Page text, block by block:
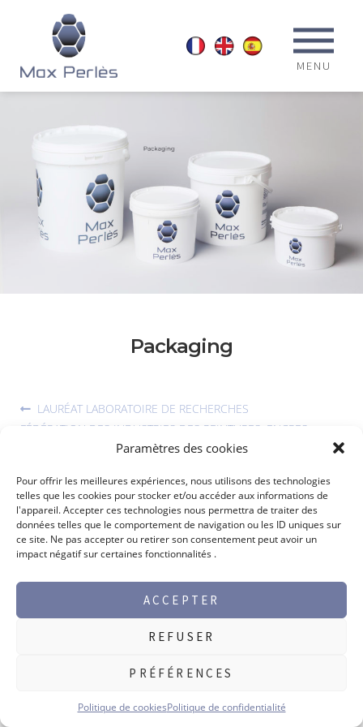
Paramètres des cookies
Pour offrir les meilleures expériences, nous utilisons des technologies
telles que les cookies pour stocker et/ou accéder aux informations de
l'appareil. Accepter ces technologies nous permettra de traiter des
données telles que le comportement de navigation ou les ID uniques sur
ce site. Ne pas accepter ou retirer son consentement peut avoir un
impact négatif sur certaines fonctionnalités .
ACCEPTER
REFUSER
PRÉFÉRENCES
Politique de cookiesPolitique de confidentialité
MENU
Packaging
LAURÉAT LABORATOIRE DE RECHERCHES
FÉDÉRATION DES INDUSTRIES DES PEINTURES, ENCRES,
COULEURS, COLLES ET ADHÉSIFS, PRÉSERVATION DU BOIS
©2026 Max Perlès -Mentions légales
GAMME PRODUITS